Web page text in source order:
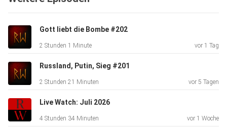
Gott liebt die Bombe #202
2 Stunden 1 Minute vor 1 Tag
Russland, Putin, Sieg #201
2 Stunden 21 Minuten vor 5 Tagen
Live Watch: Juli 2026
4 Stunden 34 Minuten vor 1 Woche